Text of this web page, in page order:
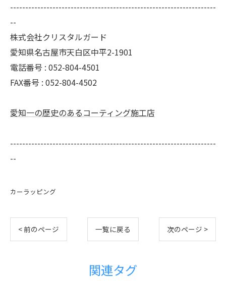
--------------------------------------------------------------------
--
株式会社クリスタルガード
愛知県名古屋市天白区中平2-1901
電話番号 : 052-804-4501
FAX番号 : 052-804-4502
愛知一の歴史のあるコーティング施工店
--------------------------------------------------------------------
--
カーラッピング
< 前のページ 一覧に戻る 次のページ >
関連タグ